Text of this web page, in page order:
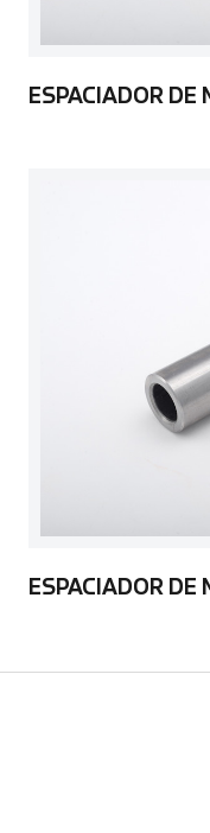
ESPACIADOR
ESPACIADOR